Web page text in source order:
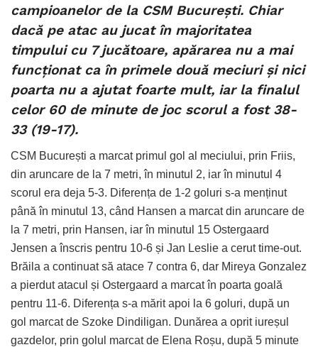
campioanelor de la CSM București. Chiar
dacă pe atac au jucat în majoritatea
timpului cu 7 jucătoare, apărarea nu a mai
funcționat ca în primele două meciuri și nici
poarta nu a ajutat foarte mult, iar la finalul
celor 60 de minute de joc scorul a fost 38-
33 (19-17).
CSM București a marcat primul gol al meciului, prin Friis,
din aruncare de la 7 metri, în minutul 2, iar în minutul 4
scorul era deja 5-3. Diferența de 1-2 goluri s-a menținut
până în minutul 13, când Hansen a marcat din aruncare de
la 7 metri, prin Hansen, iar în minutul 15 Ostergaard
Jensen a înscris pentru 10-6 și Jan Leslie a cerut time-out.
Brăila a continuat să atace 7 contra 6, dar Mireya Gonzalez
a pierdut atacul și Ostergaard a marcat în poarta goală
pentru 11-6. Diferența s-a mărit apoi la 6 goluri, după un
gol marcat de Szoke Dindiligan. Dunărea a oprit iureșul
gazdelor, prin golul marcat de Elena Roșu, după 5 minute